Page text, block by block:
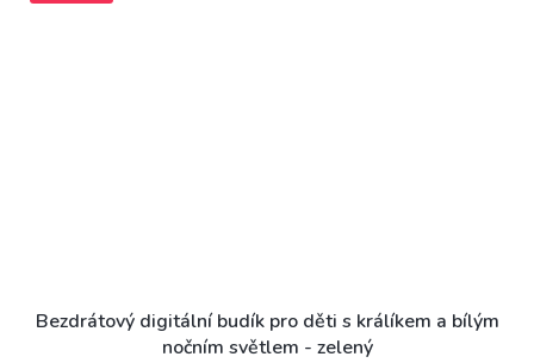
Bezdrátový digitální budík pro děti s králíkem a bílým
nočním světlem - zelený